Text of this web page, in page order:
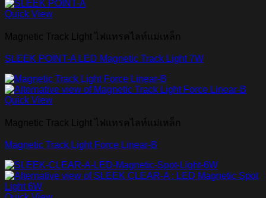
Quick View
Magnetic Track Light ไฟแทรคไลท์แม่เหล็ก
SLEEK POINT-A LED Magnetic Track Light 7W
Quick View
Magnetic Track Light ไฟแทรคไลท์แม่เหล็ก
Magnetic Track Light Force Linear-B